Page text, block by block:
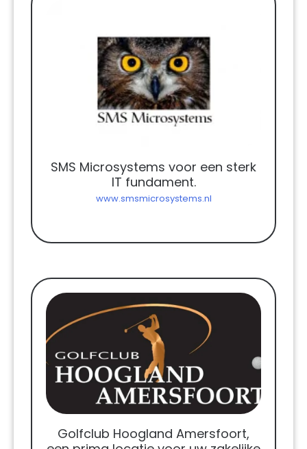
SMS Microsystems voor een sterk
IT fundament.
www.smsmicrosystems.nl
Golfclub Hoogland Amersfoort,